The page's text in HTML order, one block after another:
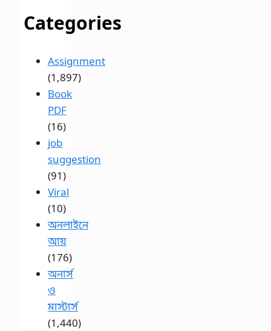
Categories
Assignment
(1,897)
Book
PDF
(16)
job
suggestion
(91)
Viral
(10)
অনলাইনে
আয়
(176)
অনার্স
ও
মাস্টার্স
(1,440)